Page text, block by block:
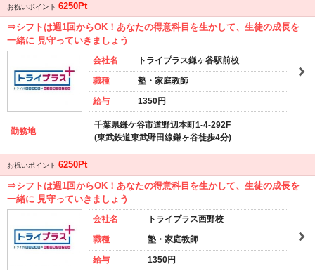
お祝いポイント 6250Pt
⇒シフトは週1回からOK！あなたの得意科目を生かして、生徒の成長を
一緒に 見守っていきましょう
会社名 トライプラス鎌ヶ谷駅前校
職種 塾・家庭教師
給与 1350円
勤務地
千葉県鎌ケ谷市道野辺本町1-4-292F
(東武鉄道東武野田線鎌ヶ谷徒歩4分)
お祝いポイント 6250Pt
⇒シフトは週1回からOK！あなたの得意科目を生かして、生徒の成長を
一緒に 見守っていきましょう
会社名 トライプラス西野校
職種 塾・家庭教師
給与 1350円